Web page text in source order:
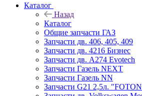
Каталог
Назад
Каталог
Общие запчасти ГАЗ
Запчасти дв. 406, 405, 409
Запчасти дв. 4216 Бизнес
Запчасти дв. A274 Evotech
Запчасти Газель NEXT
Запчасти Газель NN
Запчасти G21 2,5л.